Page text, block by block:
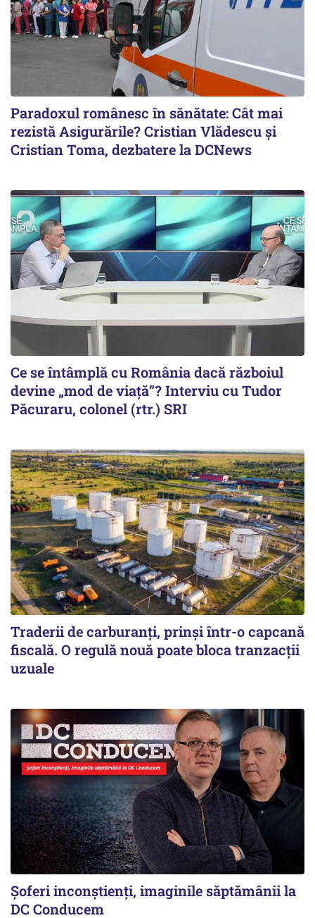
Paradoxul românesc în sănătate: Cât mai
rezistă Asigurările? Cristian Vlădescu și
Cristian Toma, dezbatere la DCNews
Ce se întâmplă cu România dacă războiul
devine „mod de viață”? Interviu cu Tudor
Păcuraru, colonel (rtr.) SRI
Traderii de carburanți, prinși într-o capcană
fiscală. O regulă nouă poate bloca tranzacții
uzuale
Şoferi inconştienţi, imaginile săptămânii la
DC Conducem